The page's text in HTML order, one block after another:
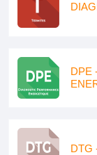
DPE
DTG